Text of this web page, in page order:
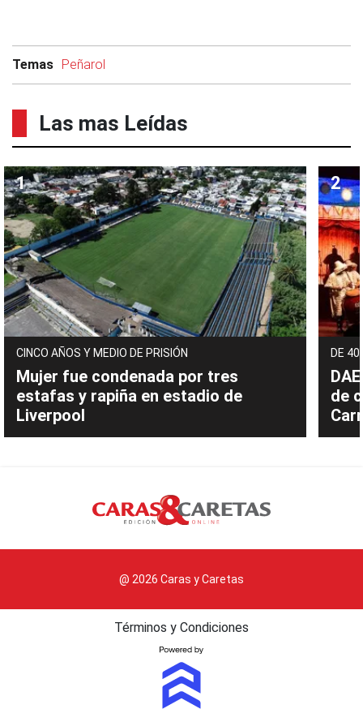
Temas Peñarol
Las mas Leídas
CINCO AÑOS Y MEDIO DE PRISIÓN
Mujer fue condenada por tres
estafas y rapiña en estadio de
Liverpool
DE
de
@ 2026 Caras y Caretas
Términos y Condiciones